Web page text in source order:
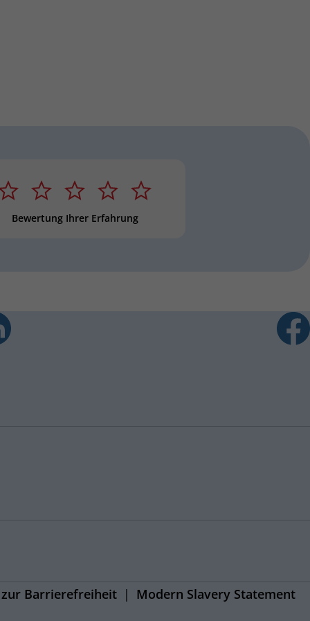
1 Stern 2 Sterne3 Sterne4 Sterne5 Sterne
Bewertung Ihrer Erfahrung
Barrierefreiheit
Modern Slavery Statement